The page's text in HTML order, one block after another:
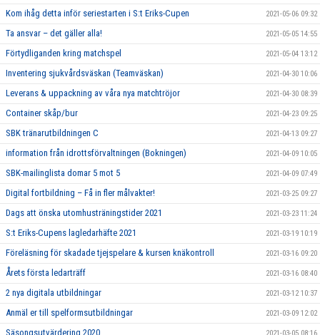
Kom ihåg detta inför seriestarten i S:t Eriks-Cupen 2021-05-06 09:32
Ta ansvar – det gäller alla! 2021-05-05 14:55
Förtydliganden kring matchspel 2021-05-04 13:12
Inventering sjukvårdsväskan (Teamväskan) 2021-04-30 10:06
Leverans & uppackning av våra nya matchtröjor 2021-04-30 08:39
Container skåp/bur 2021-04-23 09:25
SBK tränarutbildningen C 2021-04-13 09:27
information från idrottsförvaltningen (Bokningen) 2021-04-09 10:05
SBK-mailinglista domar 5 mot 5 2021-04-09 07:49
Digital fortbildning – Få in fler målvakter! 2021-03-25 09:27
Dags att önska utomhusträningstider 2021 2021-03-23 11:24
S:t Eriks-Cupens lagledarhäfte 2021 2021-03-19 10:19
Föreläsning för skadade tjejspelare & kursen knäkontroll 2021-03-16 09:20
Årets första ledarträff 2021-03-16 08:40
2 nya digitala utbildningar 2021-03-12 10:37
Anmäl er till spelformsutbildningar 2021-03-09 12:02
Säsongsutvärdering 2020